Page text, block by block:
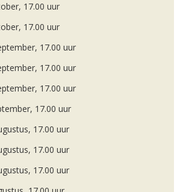
17.00 uur
17.00 uur
17.00 uur
17.00 uur
17.00 uur
17.00 uur
17.00 uur
17.00 uur
17.00 uur